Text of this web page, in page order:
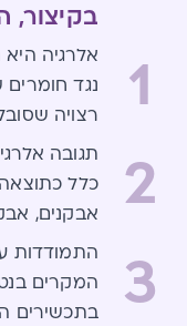
בקיצור,
1
אלרגיה
נגד חומרים
רצויה שסובלים
2
תגובה
כלל
אבקנים,
3
התמודדות
המקרים
בתכשירים